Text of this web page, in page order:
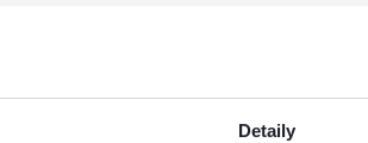
Detaily
detailná